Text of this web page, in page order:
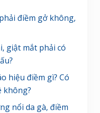
điềm gở không,
giật mắt phải có
hiệu điềm gì? Có
không?
nổi da gà, điềm